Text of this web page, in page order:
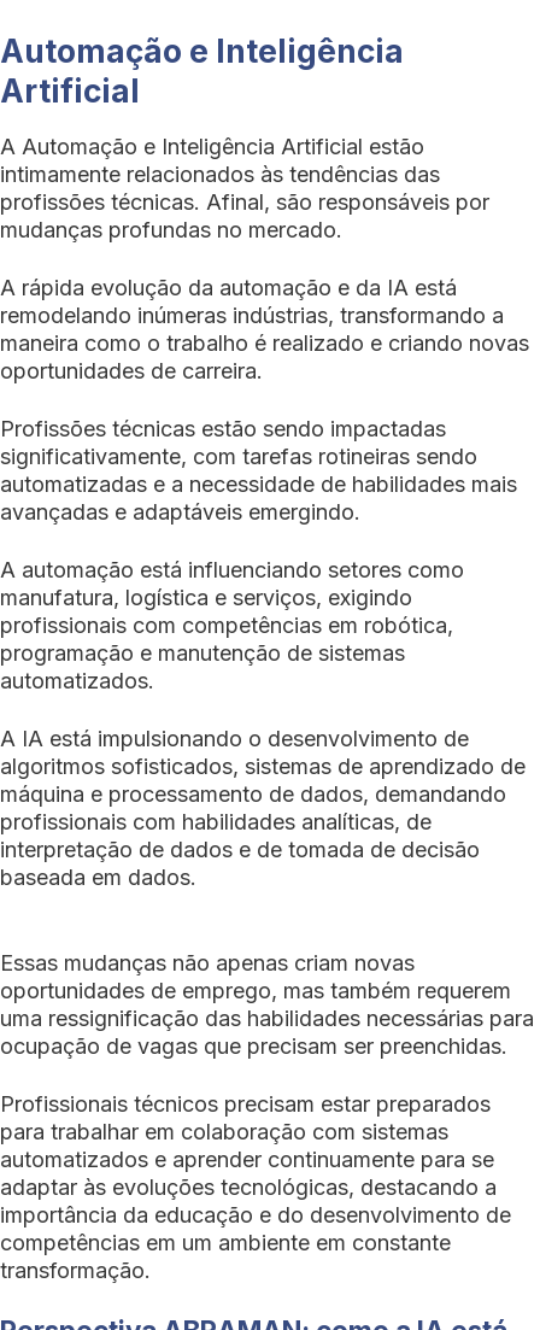
Automação e Inteligência
Artificial
A Automação e Inteligência Artificial estão
intimamente relacionados às tendências das
profissões técnicas. Afinal, são responsáveis por
mudanças profundas no mercado.
A rápida evolução da automação e da IA está
remodelando inúmeras indústrias, transformando a
maneira como o trabalho é realizado e criando novas
oportunidades de carreira.
Profissões técnicas estão sendo impactadas
significativamente, com tarefas rotineiras sendo
automatizadas e a necessidade de habilidades mais
avançadas e adaptáveis emergindo.
A automação está influenciando setores como
manufatura, logística e serviços, exigindo
profissionais com competências em robótica,
programação e manutenção de sistemas
automatizados.
A IA está impulsionando o desenvolvimento de
algoritmos sofisticados, sistemas de aprendizado de
máquina e processamento de dados, demandando
profissionais com habilidades analíticas, de
interpretação de dados e de tomada de decisão
baseada em dados.
Essas mudanças não apenas criam novas
oportunidades de emprego, mas também requerem
uma ressignificação das habilidades necessárias para
ocupação de vagas que precisam ser preenchidas.
Profissionais técnicos precisam estar preparados
para trabalhar em colaboração com sistemas
automatizados e aprender continuamente para se
adaptar às evoluções tecnológicas, destacando a
importância da educação e do desenvolvimento de
competências em um ambiente em constante
transformação.